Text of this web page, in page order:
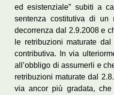
ed esistenziale” subiti a
sentenza costitutiva di
decorrenza dal 2.9.2008 e
le retribuzioni maturate
contributiva. In via
all’obbligo di assumerli e
retribuzioni maturate dal
via ancor più gradata,